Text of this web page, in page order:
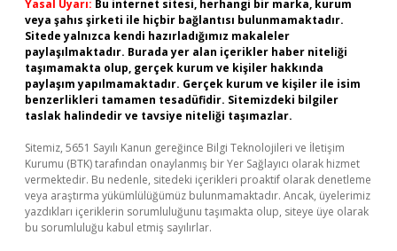
Yasal Uyarı: Bu internet sitesi, herhangi bir marka, kurum
veya şahıs şirketi ile hiçbir bağlantısı bulunmamaktadır.
Sitede yalnızca kendi hazırladığımız makaleler
paylaşılmaktadır. Burada yer alan içerikler haber niteliği
taşımamakta olup, gerçek kurum ve kişiler hakkında
paylaşım yapılmamaktadır. Gerçek kurum ve kişiler ile isim
benzerlikleri tamamen tesadüfidir. Sitemizdeki bilgiler
taslak halindedir ve tavsiye niteliği taşımazlar.
Sitemiz, 5651 Sayılı Kanun gereğince Bilgi Teknolojileri ve İletişim
Kurumu (BTK) tarafından onaylanmış bir Yer Sağlayıcı olarak hizmet
vermektedir. Bu nedenle, sitedeki içerikleri proaktif olarak denetleme
veya araştırma yükümlülüğümüz bulunmamaktadır. Ancak, üyelerimiz
yazdıkları içeriklerin sorumluluğunu taşımakta olup, siteye üye olarak
bu sorumluluğu kabul etmiş sayılırlar.